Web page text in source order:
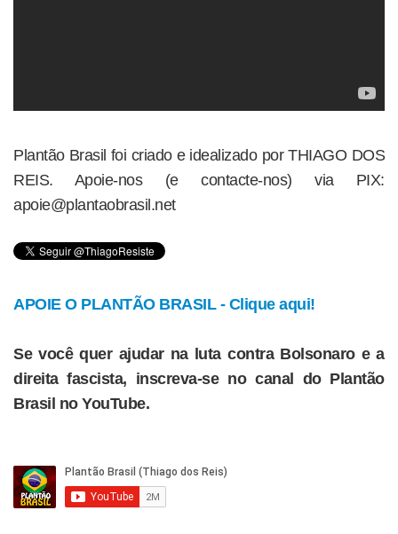
Plantão Brasil foi criado e idealizado por THIAGO DOS
REIS. Apoie-nos (e contacte-nos) via PIX:
apoie@plantaobrasil.net
APOIE O PLANTÃO BRASIL - Clique aqui!
Se você quer ajudar na luta contra Bolsonaro e a
direita fascista, inscreva-se no canal do Plantão
Brasil no YouTube.